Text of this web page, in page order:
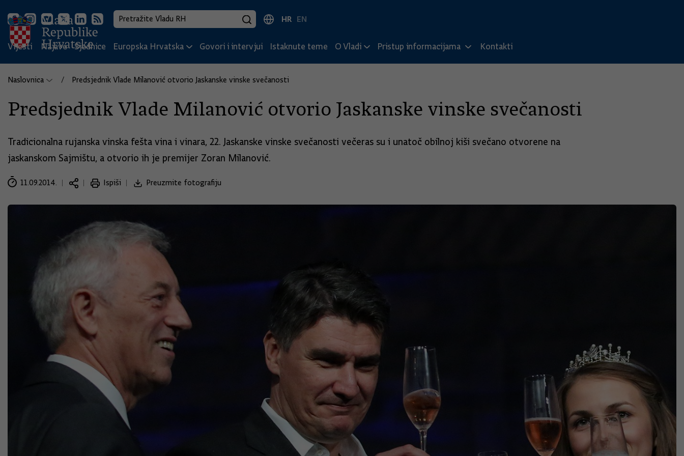
HR EN
Vijesti Najave Sjednice Europska Hrvatska Govori i intervjui Istaknute teme O Vladi Pristup informacijama Kontakti
Naslovnica Predsjednik Vlade Milanović otvorio Jaskanske vinske svečanosti
Predsjednik Vlade Milanović otvorio Jaskanske vinske svečanosti
Tradicionalna rujanska vinska fešta vina i vinara, 22. Jaskanske vinske svečanosti večeras su i unatoč obilnoj kiši svečano otvorene na
jaskanskom Sajmištu, a otvorio ih je premijer Zoran Milanović.
11.09.2014. Ispiši Preuzmite fotografiju